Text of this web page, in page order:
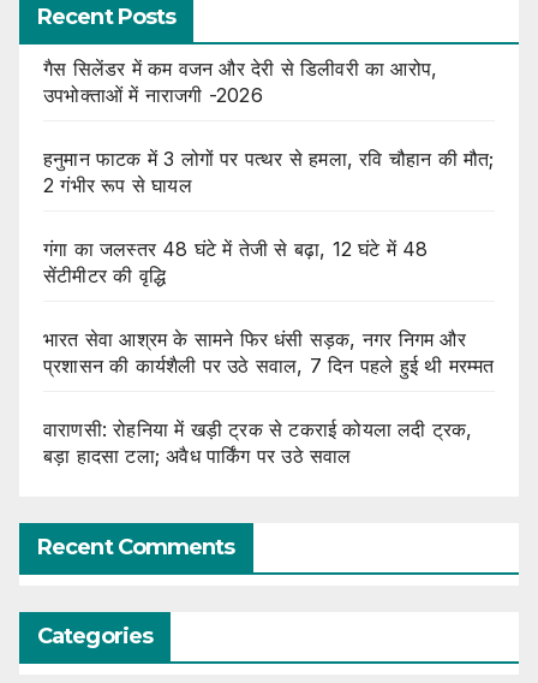
Recent Posts
गैस सिलेंडर में कम वजन और देरी से डिलीवरी का आरोप,
उपभोक्ताओं में नाराजगी -2026
हनुमान फाटक में 3 लोगों पर पत्थर से हमला, रवि चौहान की मौत;
2 गंभीर रूप से घायल
गंगा का जलस्तर 48 घंटे में तेजी से बढ़ा, 12 घंटे में 48
सेंटीमीटर की वृद्धि
भारत सेवा आश्रम के सामने फिर धंसी सड़क, नगर निगम और
प्रशासन की कार्यशैली पर उठे सवाल, 7 दिन पहले हुई थी मरम्मत
वाराणसी: रोहनिया में खड़ी ट्रक से टकराई कोयला लदी ट्रक,
बड़ा हादसा टला; अवैध पार्किंग पर उठे सवाल
Recent Comments
Categories